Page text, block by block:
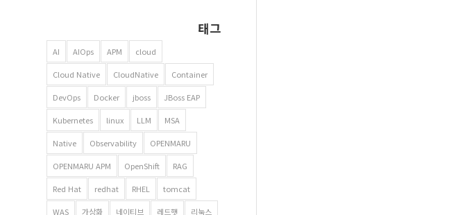
태그
AI AIOps APM cloud
Cloud Native CloudNative Container
DevOps Docker jboss JBoss EAP
Kubernetes linux LLM MSA
Native Observability OPENMARU
OPENMARU APM OpenShift RAG
Red Hat redhat RHEL tomcat
WAS 가상화 네이티브 레드햇 리눅스